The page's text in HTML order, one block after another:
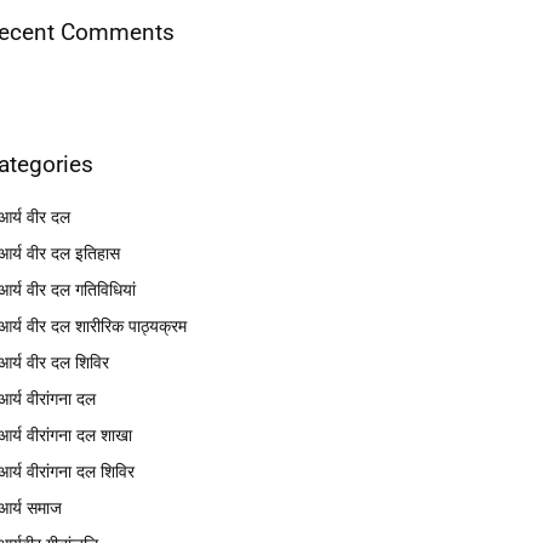
Comments
वीर दल
वीर दल इतिहास
वीर दल गतिविधियां
वीर दल शारीरिक पाठ्यक्रम
वीर दल शिविर
वीरांगना दल
वीरांगना दल शाखा
वीरांगना दल शिविर
समाज